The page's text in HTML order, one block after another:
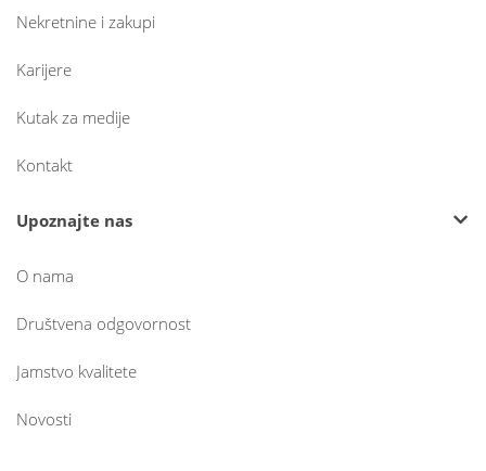
Nekretnine i zakupi
Karijere
Kutak za medije
Kontakt
Upoznajte nas
O nama
Društvena odgovornost
Jamstvo kvalitete
Novosti